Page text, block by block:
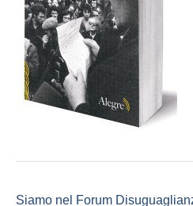
Siamo nel Forum